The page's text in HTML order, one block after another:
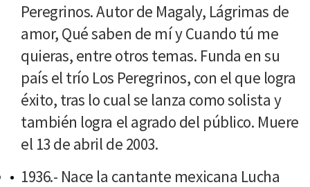
Peregrinos. Autor de Magaly, Lágrimas de
amor, Qué saben de mí y Cuando tú me
quieras, entre otros temas. Funda en su
país el trío Los Peregrinos, con el que logra
éxito, tras lo cual se lanza como solista y
también logra el agrado del público. Muere
el 13 de abril de 2003.
1936.- Nace la cantante mexicana Lucha